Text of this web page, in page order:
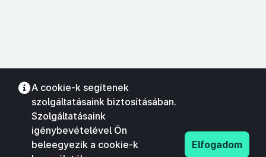
A cookie-k segítenek
szolgáltatásaink biztosításában.
Szolgáltatásaink
igénybevételével Ön
beleegyezik a cookie-k
Elfogadom